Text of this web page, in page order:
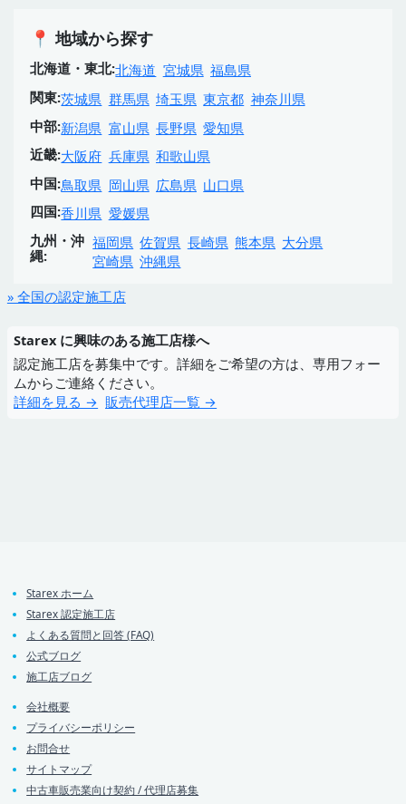
📍 地域から探す
北海道・東北:北海道 宮城県 福島県
関東:茨城県 群馬県 埼玉県 東京都 神奈川県
中部:新潟県 富山県 長野県 愛知県
近畿:大阪府 兵庫県 和歌山県
中国:鳥取県 岡山県 広島県 山口県
四国:香川県 愛媛県
九州・沖
縄:
福岡県 佐賀県 長崎県 熊本県 大分県
宮崎県 沖縄県
» 全国の認定施工店
Starex に興味のある施工店様へ
認定施工店を募集中です。詳細をご希望の方は、専用フォー
ムからご連絡ください。
詳細を見る → 販売代理店一覧 →
Starex ホーム
Starex 認定施工店
よくある質問と回答 (FAQ)
公式ブログ
施工店ブログ
会社概要
プライバシーポリシー
お問合せ
サイトマップ
中古車販売業向け契約 / 代理店募集